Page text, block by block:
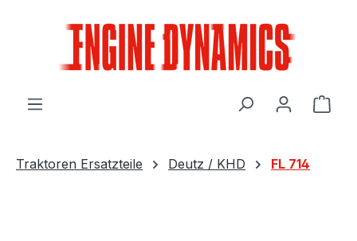
Traktoren Ersatzteile Deutz / KHD FL 714